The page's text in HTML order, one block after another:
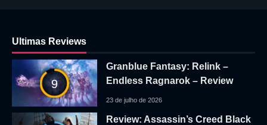
Ultimas Reviews
9
Granblue Fantasy: Relink –
Endless Ragnarok – Review
23 de julho de 2026
Review: Assassin’s Creed Black